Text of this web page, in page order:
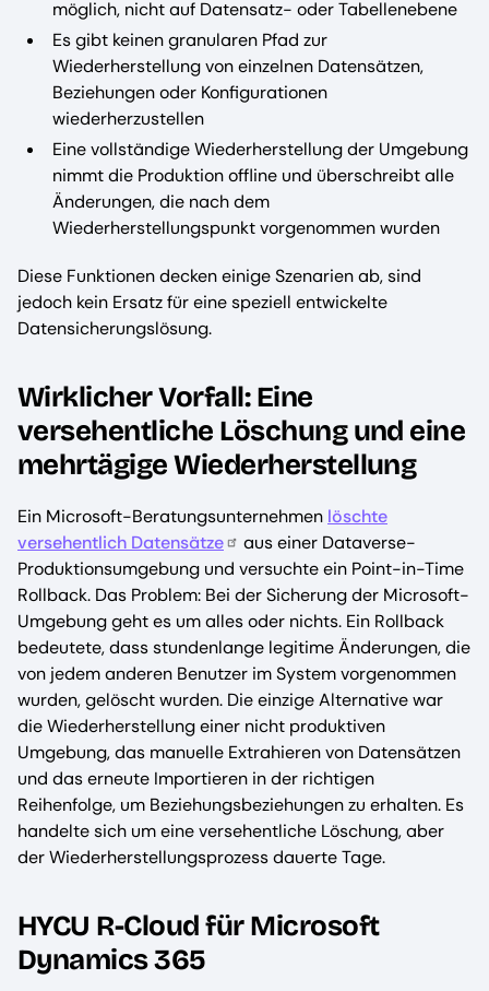
möglich, nicht auf Datensatz- oder Tabellenebene
Es gibt keinen granularen Pfad zur
Wiederherstellung von einzelnen Datensätzen,
Beziehungen oder Konfigurationen
wiederherzustellen
Eine vollständige Wiederherstellung der Umgebung
nimmt die Produktion offline und überschreibt alle
Änderungen, die nach dem
Wiederherstellungspunkt vorgenommen wurden
Diese Funktionen decken einige Szenarien ab, sind
jedoch kein Ersatz für eine speziell entwickelte
Datensicherungslösung.
Wirklicher Vorfall: Eine
versehentliche Löschung und eine
mehrtägige Wiederherstellung
Ein Microsoft-Beratungsunternehmen löschte
versehentlich Datensätze
aus einer Dataverse-
Produktionsumgebung und versuchte ein Point-in-Time
Rollback. Das Problem: Bei der Sicherung der Microsoft-
Umgebung geht es um alles oder nichts. Ein Rollback
bedeutete, dass stundenlange legitime Änderungen, die
von jedem anderen Benutzer im System vorgenommen
wurden, gelöscht wurden. Die einzige Alternative war
die Wiederherstellung einer nicht produktiven
Umgebung, das manuelle Extrahieren von Datensätzen
und das erneute Importieren in der richtigen
Reihenfolge, um Beziehungsbeziehungen zu erhalten. Es
handelte sich um eine versehentliche Löschung, aber
der Wiederherstellungsprozess dauerte Tage.
HYCU R-Cloud für Microsoft
Dynamics 365